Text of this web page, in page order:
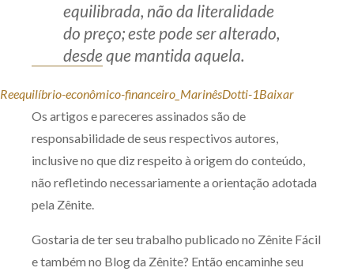
equilibrada, não da literalidade
do preço; este pode ser alterado,
desde que mantida aquela.
Reequilíbrio-econômico-financeiro_MarinêsDotti-1Baixar
Os artigos e pareceres assinados são de
responsabilidade de seus respectivos autores,
inclusive no que diz respeito à origem do conteúdo,
não refletindo necessariamente a orientação adotada
pela Zênite.
Gostaria de ter seu trabalho publicado no Zênite Fácil
e também no Blog da Zênite? Então encaminhe seu